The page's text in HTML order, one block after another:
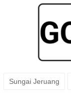
Sungai Jeruang